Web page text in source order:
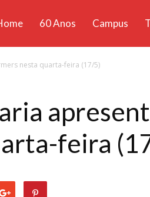
60 Anos Campus
nesta quarta-feira (17/5)
feira